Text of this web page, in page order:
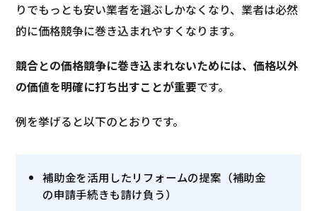
りでもっとも安い業者を選ぶしかなくなり、業者は必然
的に価格競争に巻き込まれやすくなります。
競合との価格競争に巻き込まれないためには、価格以外
の価値を明確に打ち出すことが重要です。
例を挙げると以下のとおりです。
補助金を活用したリフォームの提案（補助金
の申請手続きも請け負う）